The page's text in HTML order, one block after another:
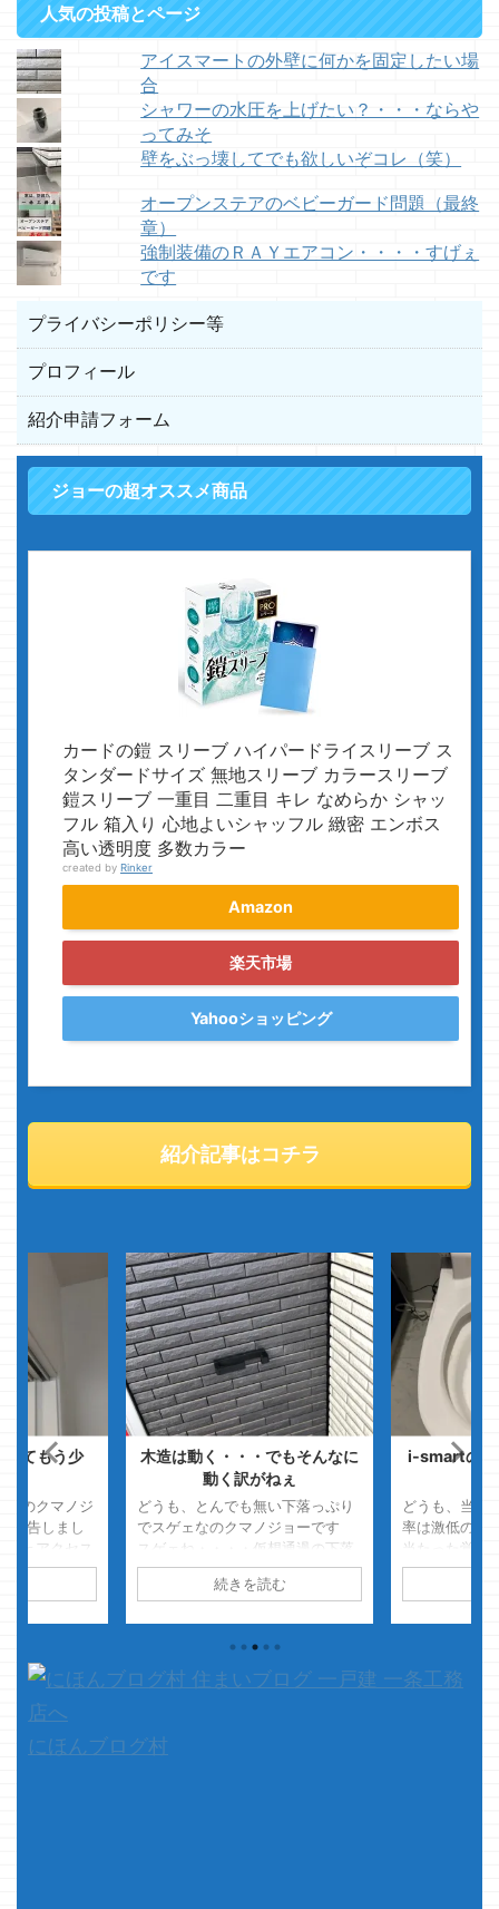
人気の投稿とページ
アイスマートの外壁に何かを固定したい場
合
シャワーの水圧を上げたい？・・・ならや
ってみそ
壁をぶっ壊してでも欲しいぞコレ（笑）
オープンステアのベビーガード問題（最終
章）
強制装備のＲＡＹエアコン・・・・すげぇ
です
プライバシーポリシー等
プロフィール
紹介申請フォーム
ジョーの超オススメ商品
カードの鎧 スリーブ ハイパードライスリーブ ス
タンダードサイズ 無地スリーブ カラースリーブ
鎧スリーブ 一重目 二重目 キレ なめらか シャッ
フル 箱入り 心地よいシャッフル 緻密 エンボス
高い透明度 多数カラー
created by Rinker
Amazon
楽天市場
Yahooショッピング
紹介記事はコチラ
てもう少
増のクマノジ
告しまし
ェアクセス
て なに？そ
でもいい記
番どうでも
と笑ってま
木造は動く・・・でもそんなに
動く訳がねぇ
どうも、とんでも無い下落っぷり
でスゲェなのクマノジョーです
スゲェね・・・・仮想通過の下落
っぷりｗ マイニングをちょっとの
期間やって、約24000円ほどのビ
まいましたｗ マジスッゲェ下落し
たなオイ ・・・まぁ、そんなに
家・・・ 新築時の確認で、家の性
能には一切関係ない部分ですがス
続きを読む
i-smartのト
どうも、当た
率は激低のク
当たった覚え
た事があり
マノジョー
にほんブログ村